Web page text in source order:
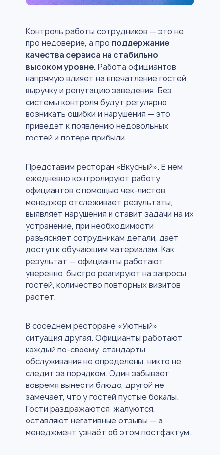
Контроль работы сотрудников — это не
про недоверие, а про поддержание
качества сервиса на стабильно
высоком уровне. Работа официантов
напрямую влияет на впечатление гостей,
выручку и репутацию заведения. Без
системы контроля будут регулярно
возникать ошибки и нарушения — это
приведет к появлению недовольных
гостей и потере прибыли.
Представим ресторан «Вкусный». В нем
ежедневно контролируют работу
официантов с помощью чек-листов,
менеджер отслеживает результаты,
выявляет нарушения и ставит задачи на их
устранение, при необходимости
разъясняет сотрудникам детали, дает
доступ к обучающим материалам. Как
результат — официанты работают
уверенно, быстро реагируют на запросы
гостей, количество повторных визитов
растет.
В соседнем ресторане «Уютный»
ситуация другая. Официанты работают
каждый по-своему, стандарты
обслуживания не определены, никто не
следит за порядком. Один забывает
вовремя вынести блюдо, другой не
замечает, что у гостей пустые бокалы.
Гости раздражаются, жалуются,
оставляют негативные отзывы — а
менеджмент узнаёт об этом постфактум.